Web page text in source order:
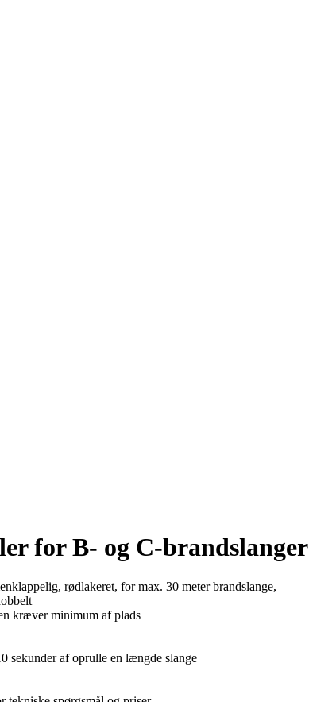
for B- og C-brandslanger
rødlakeret, for max. 30 meter brandslange,
kræver minimum af plads
sekunder af oprulle en længde slange